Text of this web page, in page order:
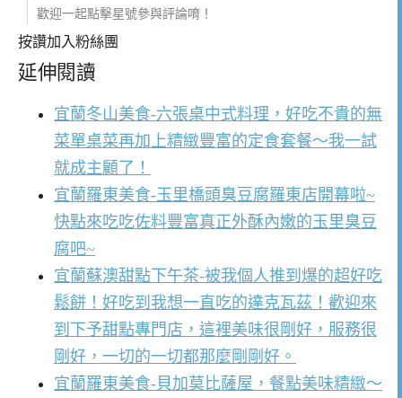
歡迎一起點擊星號參與評論唷！
按讚加入粉絲團
延伸閱讀
宜蘭冬山美食-六張桌中式料理，好吃不貴的無
菜單桌菜再加上精緻豐富的定食套餐～我一試
就成主顧了！
宜蘭羅東美食-玉里橋頭臭豆腐羅東店開幕啦~
快點來吃吃佐料豐富真正外酥內嫩的玉里臭豆
腐吧~
宜蘭蘇澳甜點下午茶-被我個人推到爆的超好吃
鬆餅！好吃到我想一直吃的達克瓦茲！歡迎來
到下予甜點專門店，這裡美味很剛好，服務很
剛好，一切的一切都那麼剛剛好。
宜蘭羅東美食-貝加莫比薩屋，餐點美味精緻～